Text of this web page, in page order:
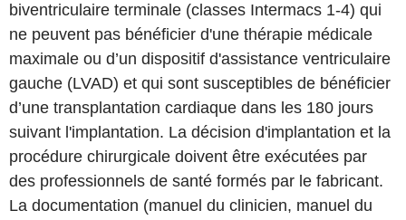
biventriculaire terminale (classes Intermacs 1-4) qui
ne peuvent pas bénéficier d'une thérapie médicale
maximale ou d’un dispositif d'assistance ventriculaire
gauche (LVAD) et qui sont susceptibles de bénéficier
d’une transplantation cardiaque dans les 180 jours
suivant l'implantation. La décision d'implantation et la
procédure chirurgicale doivent être exécutées par
des professionnels de santé formés par le fabricant.
La documentation (manuel du clinicien, manuel du